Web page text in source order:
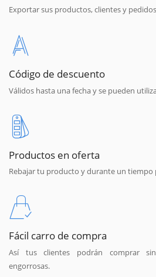
Exportar sus productos, clientes y
Código de descuento
Válidos hasta una fecha y se pueden
Productos en oferta
Rebajar tu producto y durante un
Fácil carro de compra
Así tus clientes podrán comprar
engorrosas.